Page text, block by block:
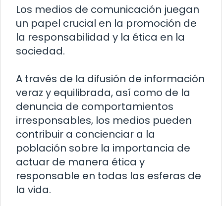
Los medios de comunicación juegan
un papel crucial en la promoción de
la responsabilidad y la ética en la
sociedad.
A través de la difusión de información
veraz y equilibrada, así como de la
denuncia de comportamientos
irresponsables, los medios pueden
contribuir a concienciar a la
población sobre la importancia de
actuar de manera ética y
responsable en todas las esferas de
la vida.